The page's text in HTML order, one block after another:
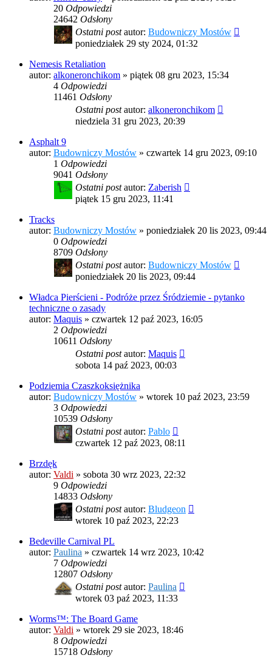
20 Odpowiedzi
24642 Odsłony
Ostatni postautor: Budowniczy Mostów
poniedziałek 29 sty 2024, 01:32
Nemesis Retaliation
autor: alkoneronchikom » piątek 08 gru 2023, 15:34
4 Odpowiedzi
11461 Odsłony
Ostatni postautor: alkoneronchikom
niedziela 31 gru 2023, 20:39
Asphalt 9
autor: Budowniczy Mostów » czwartek 14 gru 2023, 09:10
1 Odpowiedzi
9041 Odsłony
Ostatni postautor: Zaberish
piątek 15 gru 2023, 11:41
Tracks
autor: Budowniczy Mostów » poniedziałek 20 lis 2023, 09:44
0 Odpowiedzi
8709 Odsłony
Ostatni postautor: Budowniczy Mostów
poniedziałek 20 lis 2023, 09:44
Władca Pierścieni - Podróże przez Śródziemie - pytanko
techniczne o zasady
autor: Maquis » czwartek 12 paź 2023, 16:05
2 Odpowiedzi
10611 Odsłony
Ostatni postautor: Maquis
sobota 14 paź 2023, 00:03
Podziemia Czaszkoksiężnika
autor: Budowniczy Mostów » wtorek 10 paź 2023, 23:59
3 Odpowiedzi
10539 Odsłony
Ostatni postautor: Pablo
czwartek 12 paź 2023, 08:11
Brzdęk
autor: Valdi » sobota 30 wrz 2023, 22:32
9 Odpowiedzi
14833 Odsłony
Ostatni postautor: Bludgeon
wtorek 10 paź 2023, 22:23
Bedeville Carnival PL
autor: Paulina » czwartek 14 wrz 2023, 10:42
7 Odpowiedzi
12807 Odsłony
Ostatni postautor: Paulina
wtorek 03 paź 2023, 11:33
Worms™: The Board Game
autor: Valdi » wtorek 29 sie 2023, 18:46
8 Odpowiedzi
15718 Odsłony